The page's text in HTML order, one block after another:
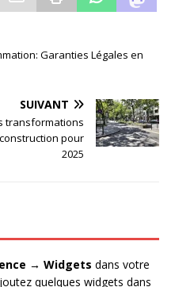
Garanties Légales en
SUIVANT
transformations
pour
2025
→ Widgets dans votre
quelques widgets dans